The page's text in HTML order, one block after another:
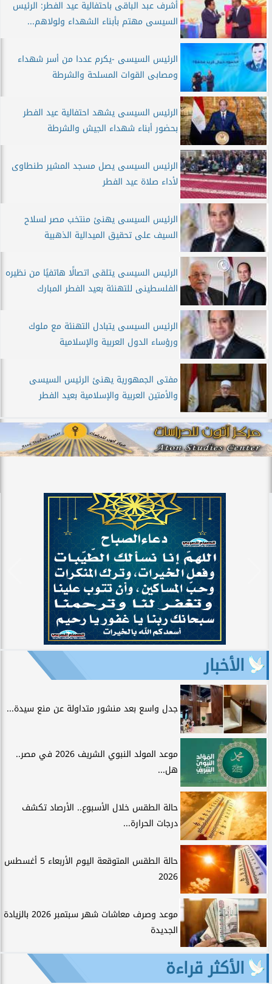
أشرف عبد الباقى باحتفالية عيد الفطر: الرئيس
السيسى مهتم بأبناء الشهداء ولولاهم...
الرئيس السيسى -يكرم عددا من أسر شهداء
ومصابى القوات المسلحة والشرطة
الرئيس السيسى يشهد احتفالية عيد الفطر
بحضور أبناء شهداء الجيش والشرطة
الرئيس السيسى يصل مسجد المشير طنطاوى
لأداء صلاة عيد الفطر
الرئيس السيسى يهنئ منتخب مصر لسلاح
السيف على تحقيق الميدالية الذهبية
الرئيس السيسى يتلقى اتصالًا هاتفيًا من نظيره
الفلسطينى للتهنئة بعيد الفطر المبارك
الرئيس السيسى يتبادل التهنئة مع ملوك
ورؤساء الدول العربية والإسلامية
مفتى الجمهورية يهنئ الرئيس السيسى
والأمتين العربية والإسلامية بعيد الفطر
الأخبار
جدل واسع بعد منشور متداولة عن منع سيدة...
موعد المولد النبوي الشريف 2026 في مصر..
هل...
حالة الطقس خلال الأسبوع.. الأرصاد تكشف
درجات الحرارة...
حالة الطقس المتوقعة اليوم الأربعاء 5 أغسطس
2026
موعد وصرف معاشات شهر سبتمبر 2026 بالزيادة
الجديدة
الأكثر قراءة